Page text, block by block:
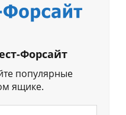
Форсайт
популярные
ящике.